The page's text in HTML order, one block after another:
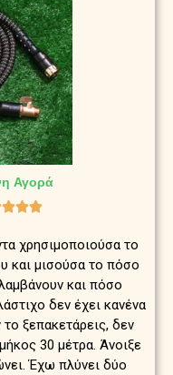
Αγορά

χρησιμοποιούσα το
και μισούσα το πόσο
και πόσο
δεν έχει κανένα
ξεπακετάρεις, δεν
30 μέτρα. Άνοιξε
Έχω πλύνει δύο